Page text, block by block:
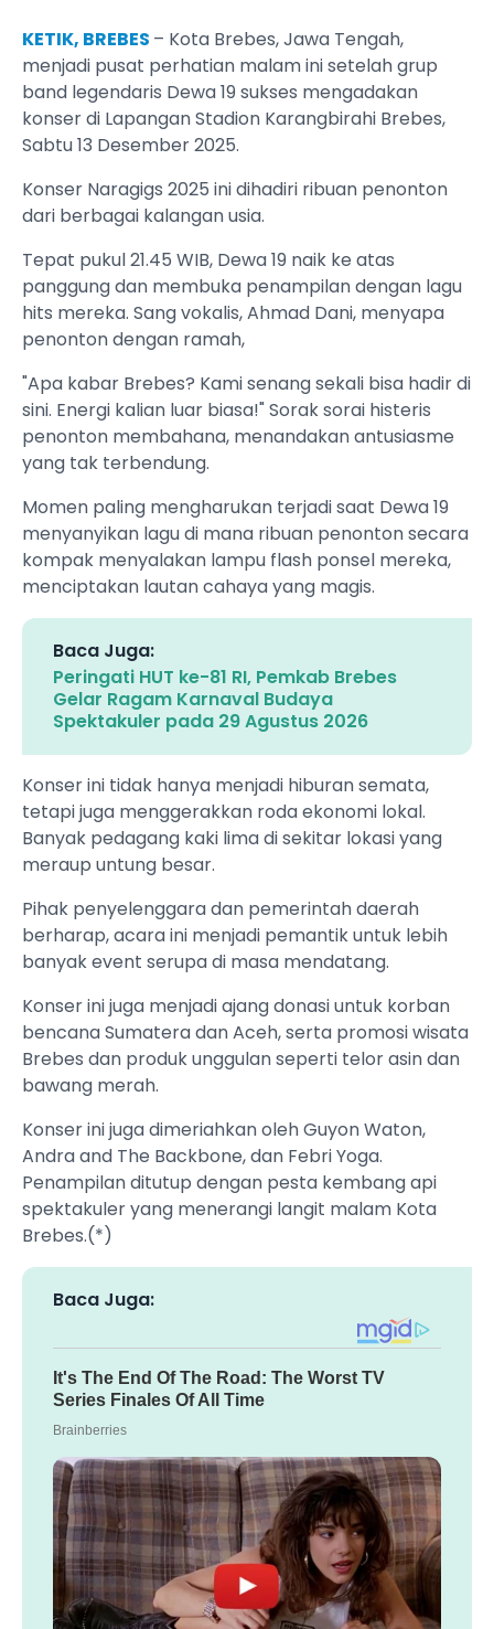
KETIK, BREBES – Kota Brebes, Jawa Tengah,
menjadi pusat perhatian malam ini setelah grup
band legendaris Dewa 19 sukses mengadakan
konser di Lapangan Stadion Karangbirahi Brebes,
Sabtu 13 Desember 2025.
Konser Naragigs 2025 ini dihadiri ribuan penonton
dari berbagai kalangan usia.
‎Tepat pukul 21.45 WIB, Dewa 19 naik ke atas
panggung dan membuka penampilan dengan lagu
hits mereka. Sang vokalis, Ahmad Dani, menyapa
penonton dengan ramah,
"Apa kabar Brebes? Kami senang sekali bisa hadir di
sini. Energi kalian luar biasa!" Sorak sorai histeris
penonton membahana, menandakan antusiasme
yang tak terbendung.
‎Momen paling mengharukan terjadi saat Dewa 19
menyanyikan lagu di mana ribuan penonton secara
kompak menyalakan lampu flash ponsel mereka,
menciptakan lautan cahaya yang magis.
Baca Juga:
Peringati HUT ke-81 RI, Pemkab Brebes
Gelar Ragam Karnaval Budaya
Spektakuler pada 29 Agustus 2026
‎Konser ini tidak hanya menjadi hiburan semata,
tetapi juga menggerakkan roda ekonomi lokal.
Banyak pedagang kaki lima di sekitar lokasi yang
meraup untung besar.
‎Pihak penyelenggara dan pemerintah daerah
berharap, acara ini menjadi pemantik untuk lebih
banyak event serupa di masa mendatang.
‎Konser ini juga menjadi ajang donasi untuk korban
bencana Sumatera dan Aceh, serta promosi wisata
Brebes dan produk unggulan seperti telor asin dan
bawang merah.
‎Konser ini juga dimeriahkan oleh Guyon Waton,
Andra and The Backbone, dan Febri Yoga.
Penampilan ditutup dengan pesta kembang api
spektakuler yang menerangi langit malam Kota
Brebes.(*)
Baca Juga: